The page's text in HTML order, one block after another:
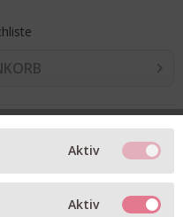
Aktiv
Aktiv